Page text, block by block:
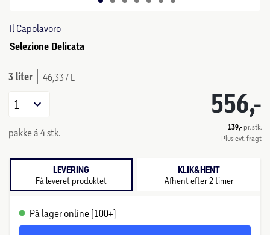
Il Capolavoro
Selezione Delicata
3 liter 46,33 / L
556,-
139,- pr. stk.
Plus evt. fragt
1
pakke á 4 stk.
LEVERING
Få leveret produktet
KLIK&HENT
Afhent efter 2 timer
På lager online (100+)